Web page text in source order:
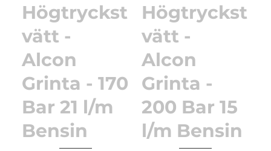
Högtryckst
vätt -
Alcon
Grinta - 170
Bar 21 l/m
Bensin
Högtryckst
vätt -
Alcon
Grinta -
200 Bar 15
l/m Bensin